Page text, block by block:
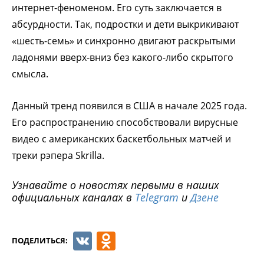
интернет-феноменом. Его суть заключается в
абсурдности. Так, подростки и дети выкрикивают
«шесть-семь» и синхронно двигают раскрытыми
ладонями вверх-вниз без какого-либо скрытого
смысла.
Данный тренд появился в США в начале 2025 года.
Его распространению способствовали вирусные
видео с американских баскетбольных матчей и
треки рэпера Skrilla.
Узнавайте о новостях первыми в наших
официальных каналах в Telegram иДзене
ПОДЕЛИТЬСЯ: VK